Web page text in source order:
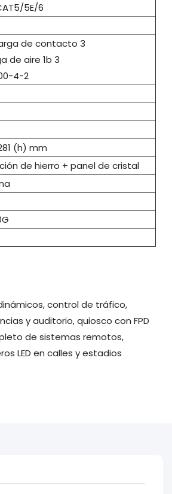
5E/6
de contacto 3
de aire 1b 3
4-2
(h) mm
de hierro + panel de cristal
control de tráfico,
y auditorio, quiosco con FPD
de sistemas remotos,
LED en calles y estadios